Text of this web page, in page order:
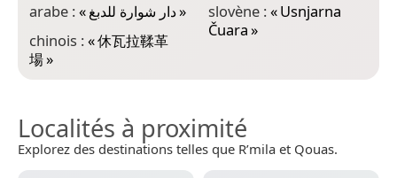
arabe :«دار شوارة للدبغ»
chinois :«休瓦拉鞣革
場»
slovène :«Usnjarna
Čuara»
Localités à proximité
Explorez des destinations telles que R’mila et Qouas.